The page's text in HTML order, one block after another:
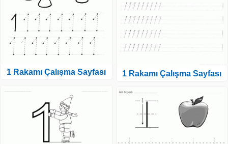
1 Rakamı Çalışma Sayfası 1 Rakamı Çalışma Sayfası